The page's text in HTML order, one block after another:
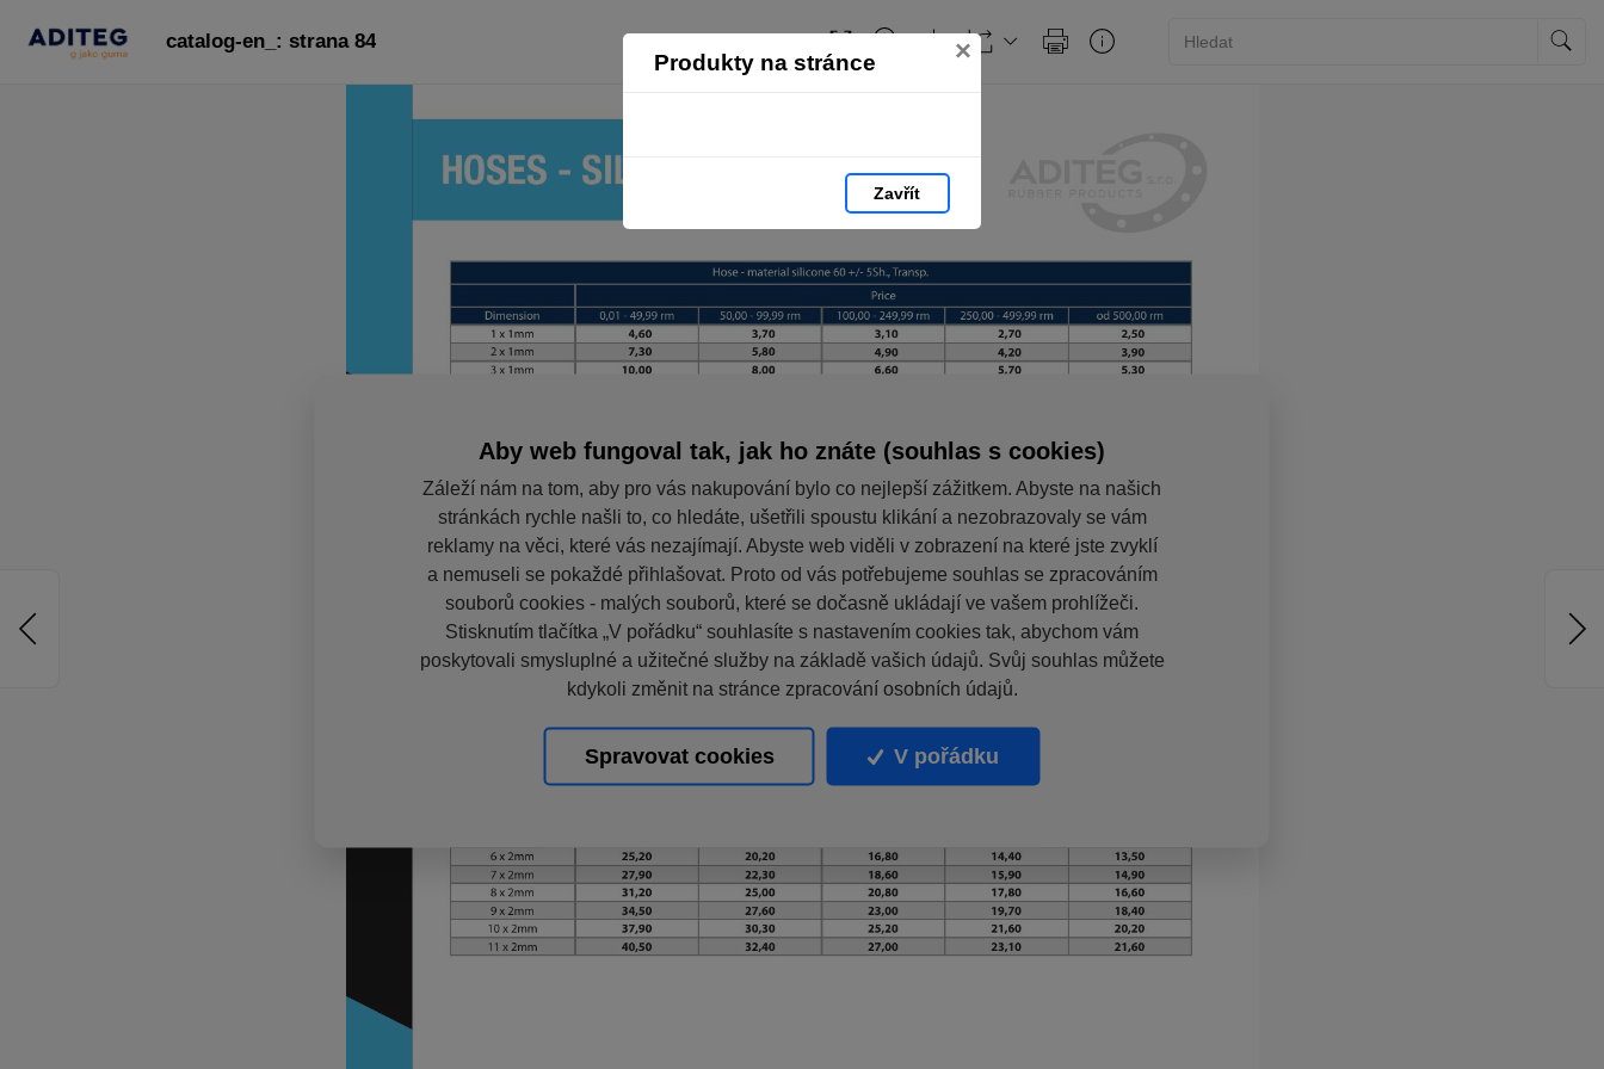
Produkty na stránce ×
Zavřít
catalog-en_: strana 84
Aby web fungoval tak, jak ho znáte (souhlas s cookies)
Záleží nám na tom, aby pro vás nakupování bylo co nejlepší zážitkem. Abyste na našich
stránkách rychle našli to, co hledáte, ušetřili spoustu klikání a nezobrazovaly se vám
reklamy na věci, které vás nezajímají. Abyste web viděli v zobrazení na které jste zvyklí
a nemuseli se pokaždé přihlašovat. Proto od vás potřebujeme souhlas se zpracováním
souborů cookies - malých souborů, které se dočasně ukládají ve vašem prohlížeči.
Stisknutím tlačítka „V pořádku“ souhlasíte s nastavením cookies tak, abychom vám
poskytovali smysluplné a užitečné služby na základě vašich údajů. Svůj souhlas můžete
kdykoli změnit na stránce zpracování osobních údajů.
Spravovat cookies V pořádku